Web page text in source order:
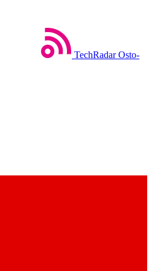
TechRadar Osto-